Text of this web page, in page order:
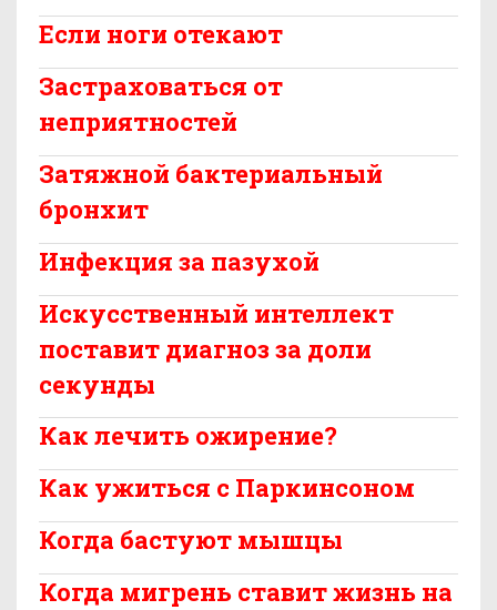
Если ноги отекают
Застраховаться от
неприятностей
Затяжной бактериальный
бронхит
Инфекция за пазухой
Искусственный интеллект
поставит диагноз за доли
секунды
Как лечить ожирение?
Как ужиться с Паркинсоном
Когда бастуют мышцы
Когда мигрень ставит жизнь на